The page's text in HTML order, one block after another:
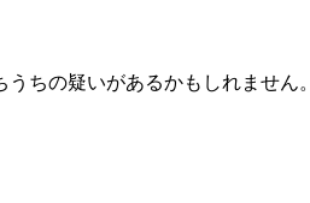
ちの疑いがあるかもしれません。